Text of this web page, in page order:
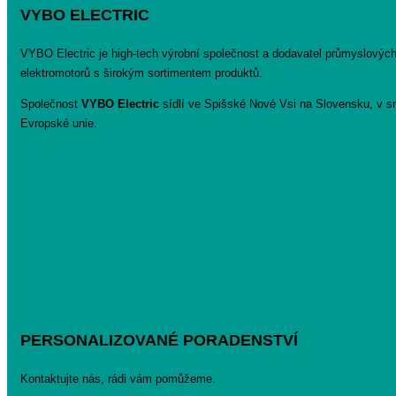
VYBO ELECTRIC
VYBO Electric je high-tech výrobní společnost a dodavatel průmyslových
elektromotorů s širokým sortimentem produktů.
Společnost VYBO Electric sídlí ve Spišské Nové Vsi na Slovensku, v
Evropské unie.
PERSONALIZOVANÉ PORADENSTVÍ
Kontaktujte nás, rádi vám pomůžeme.